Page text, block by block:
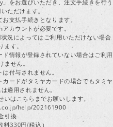
をお選びいただき、注文手続きを行う
ただけます。
支払手続きとなります。
カウントが必要です。
況によってはご利用いただけない場合
ます。
情報が登録されていない場合はご利用
ません。
付与されません。
ードがタミヤカードの場合でもタミヤ
適用されません。
はこちらまでお願いします。
help/202161900
引換
料330円(税込）